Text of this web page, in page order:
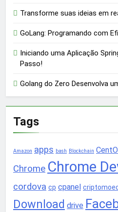
Transforme suas ideias em
GoLang: Programando com
Iniciando uma Aplicação
Passo!
Golang do Zero Desenvolva
Tags
Amazon apps bash Blockchain
Chrome Chrome
cordova cp cpanel
Download drive